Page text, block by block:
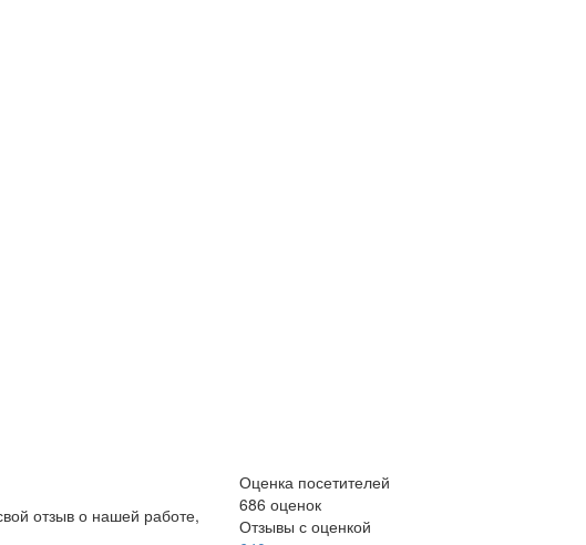
отзыв о нашей работе,
Оценка посетителей
686 оценок
Отзывы с оценкой